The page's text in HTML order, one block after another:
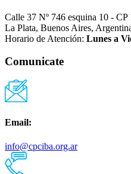
Calle 37 Nº 746 esquina 10 - CP
La Plata, Buenos Aires,
Horario de Atención: Lunes a
Comunicate
Email:
info@cpciba.org.ar